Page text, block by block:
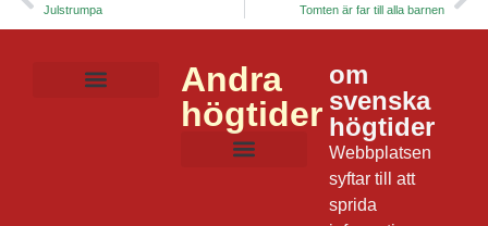
Julstrumpa Tomten är far till alla barnen
Andra
högtider
om
svenska
högtider
Webbplatsen
syftar till att
sprida